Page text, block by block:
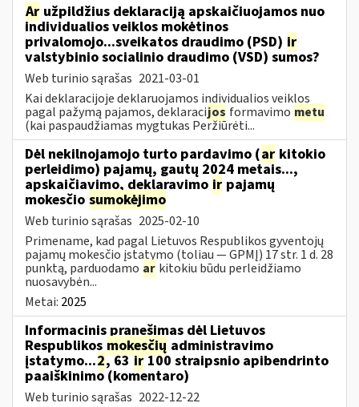
Ar užpildžius deklaraciją apskaičiuojamos nuo
individualios veiklos mokėtinos
privalomojo...sveikatos draudimo (PSD) ir
valstybinio socialinio draudimo (VSD) sumos?
Web turinio sąrašas 2021-03-01
Kai deklaracijoje deklaruojamos individualios veiklos
pagal pažymą pajamos, deklaracijos formavimo metu
(kai paspaudžiamas mygtukas Peržiūrėti...
Dėl nekilnojamojo turto pardavimo (ar kitokio
perleidimo) pajamų, gautų 2024 metais...,
apskaičiavimo, deklaravimo ir pajamų
mokesčio sumokėjimo
Web turinio sąrašas 2025-02-10
Primename, kad pagal Lietuvos Respublikos gyventojų
pajamų mokesčio įstatymo (toliau — GPMĮ) 17 str. 1 d. 28
punktą, parduodamo ar kitokiu būdu perleidžiamo
nuosavybėn...
Metai: 2025
Informacinis pranešimas dėl Lietuvos
Respublikos mokesčių administravimo
įstatymo...2, 63ir100 straipsnio apibendrinto
paaiškinimo (komentaro)
Web turinio sąrašas 2022-12-22